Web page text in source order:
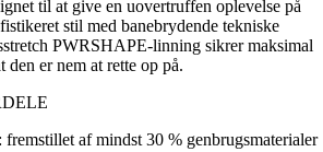
til at give en uovertruffen oplevelse på
stil med banebrydende tekniske
PWRSHAPE-linning sikrer maksimal
er nem at rette op på.
af mindst 30 % genbrugsmaterialer